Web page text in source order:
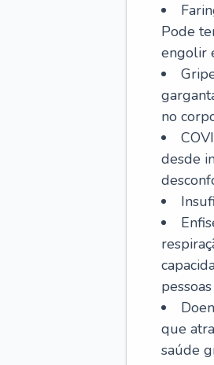
Pode
engolir
no
desde
que
saúde